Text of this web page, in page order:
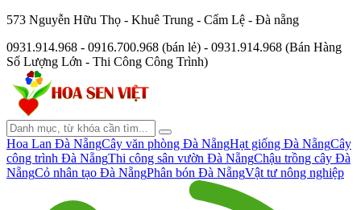
573 Nguyễn Hữu Thọ - Khuê Trung - Cẩm Lệ - Đà nẵng
0931.914.968 - 0916.700.968 (bán lẻ) - 0931.914.968 (Bán Hàng
Số Lượng Lớn - Thi Công Công Trình)
Hoa Lan Đà NẵngCây văn phòng Đà NẵngHạt giống Đà NẵngCây
công trình Đà NẵngThi công sân vườn Đà NẵngChậu trồng cây Đà
NẵngCỏ nhân tạo Đà NẵngPhân bón Đà NẵngVật tư nông nghiệp